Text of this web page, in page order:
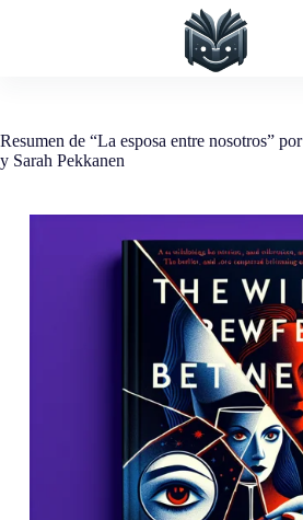
Resumen de “La esposa entre nosotros”
y Sarah Pekkanen